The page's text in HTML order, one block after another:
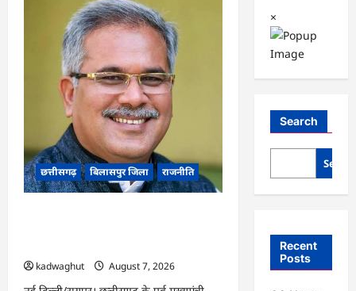
छत्तीसगढ़ बिलासपुर जिला राजनीति
kadwaghut
August 7, 2026
×
Search
Recent
Posts